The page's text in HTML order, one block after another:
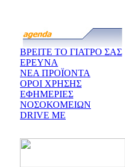
ΒΡΕΙΤΕ ΤΟ ΓΙΑΤΡΟ ΣΑΣ
ΕΡΕΥΝΑ
ΝΕΑ ΠΡΟΪΟΝΤΑ
ΟΡΟΙ ΧΡΗΣΗΣ
ΕΦΗΜΕΡΙΕΣ
ΝΟΣΟΚΟΜΕΙΩΝ
DRIVE ME